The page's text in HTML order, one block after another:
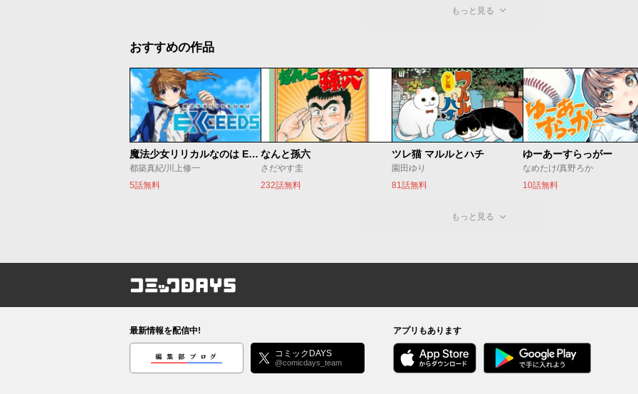
もっと見る
おすすめの作品
魔法少女リリカルなのは EXCEEDS
都築真紀/川上修一
5話無料
なんと孫六
さだやす圭
232話無料
ツレ猫 マルルとハチ
園田ゆり
81話無料
ゆーあーすらっがー
なめたけ/真野ろか
10話無料
もっと見る
コミックDAYS
最新情報を配信中!
編集部ブログ コミックDAYS
@comicdays_team
アプリもあります